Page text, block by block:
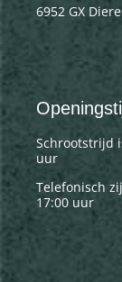
6952 GX
Schrootstrijd
uur
Telefonisch
17:00 uur